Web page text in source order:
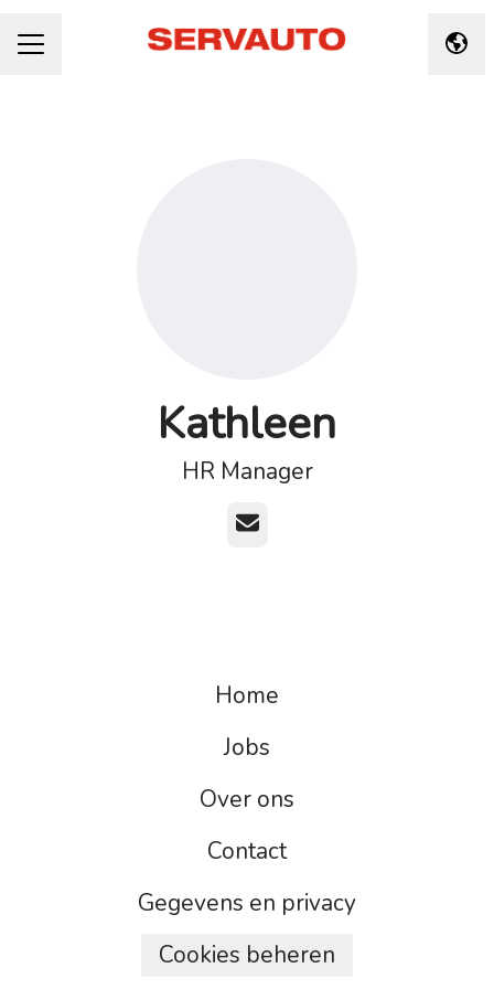
CARRIÈREMENU Taal
Kathleen
HR Manager
E-mailadres
Home
Jobs
Over ons
Contact
Gegevens en privacy
Cookies beheren